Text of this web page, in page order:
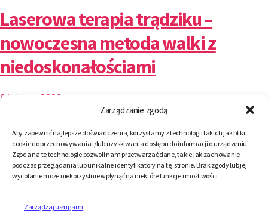
Zarządzanie zgodą
Aby zapewnić najlepsze doświadczenia, korzystamy z technologii takich jak pliki
cookie do przechowywania i/lub uzyskiwania dostępu do informacji o urządzeniu.
Zgoda na te technologie pozwoli nam przetwarzać dane, takie jak zachowanie
podczas przeglądania lub unikalne identyfikatory na tej stronie. Brak zgody lub jej
wycofanie może niekorzystnie wpłynąć na niektóre funkcje i możliwości.
Zarządzaj usługami
Laserowa terapia trądziku –
nowoczesna metoda walki z
niedoskonałościami
9 lutego, 2026
Fotona 4D innowacyjny zabieg
działający na wielu głębokościach
skóry